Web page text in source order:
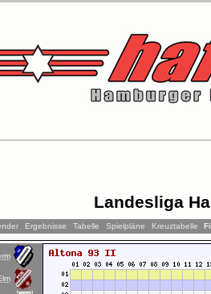
Landesliga
Ergebnisse Tabelle Spielpläne Kreuztabelle